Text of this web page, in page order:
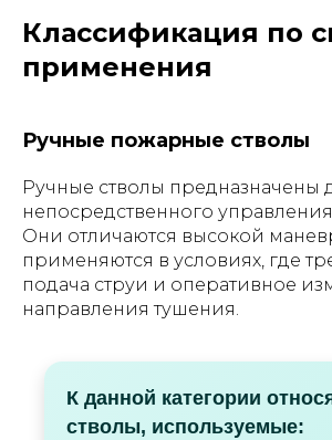
Классификация по
применения
Ручные пожарные стволы
Ручные стволы предназначены
непосредственного
Они отличаются высокой
применяются в условиях, где
подача струи и оперативное
направления тушения.
К данной категории
стволы, используемые: